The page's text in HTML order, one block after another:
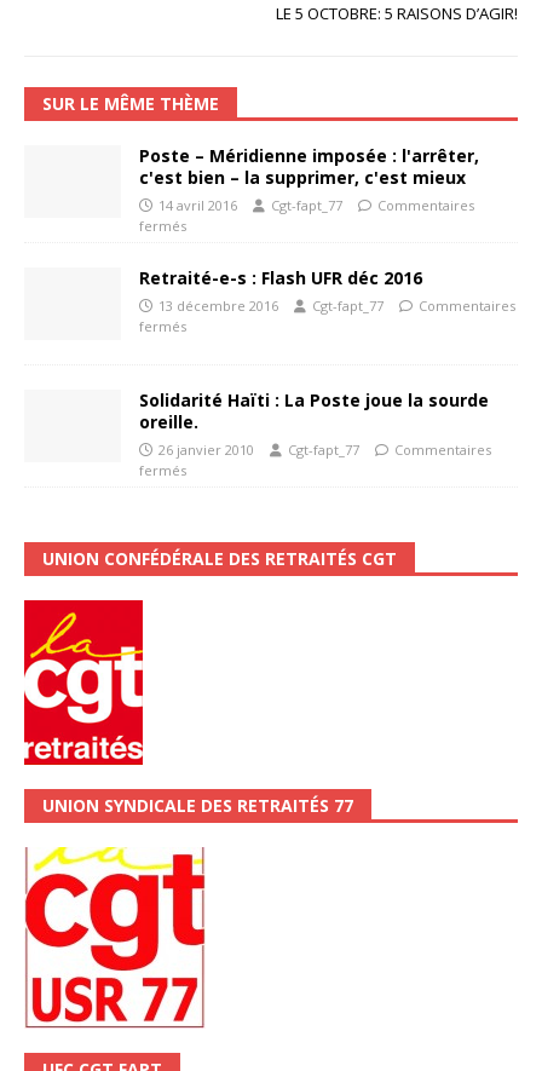
LE 5 OCTOBRE: 5 RAISONS D’AGIR!
SUR LE MÊME THÈME
Poste – Méridienne imposée : l'arrêter,
c'est bien – la supprimer, c'est mieux
14 avril 2016 Cgt-fapt_77
Commentaires
fermés
Retraité-e-s : Flash UFR déc 2016
13 décembre 2016 Cgt-fapt_77
Commentaires
fermés
Solidarité Haïti : La Poste joue la sourde
oreille.
26 janvier 2010 Cgt-fapt_77
Commentaires
fermés
UNION CONFÉDÉRALE DES RETRAITÉS CGT
UNION SYNDICALE DES RETRAITÉS 77